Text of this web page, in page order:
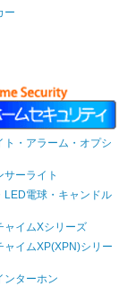
ー
ト・アラーム・オプシ
サーライト
LED電球・キャンドル
ャイムXシリーズ
ャイムXP(XPN)シリー
ンターホン